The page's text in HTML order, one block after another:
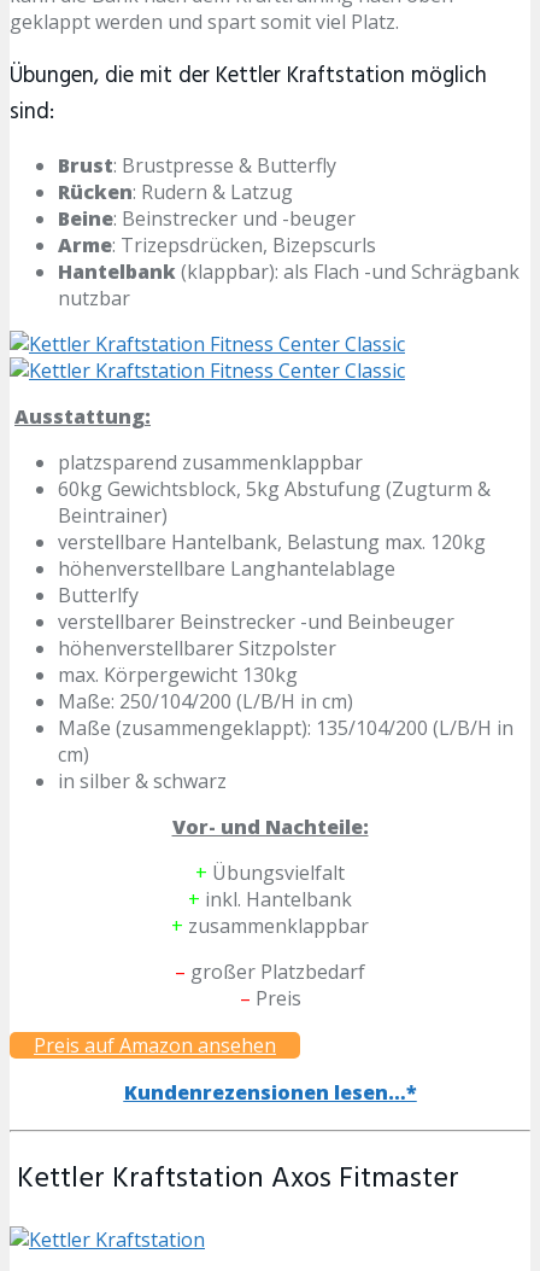
geklappt werden und spart somit viel Platz.
Übungen, die mit der Kettler Kraftstation möglich
sind:
Brust: Brustpresse & Butterfly
Rücken: Rudern & Latzug
Beine: Beinstrecker und -beuger
Arme: Trizepsdrücken, Bizepscurls
Hantelbank(klappbar): als Flach -und Schrägbank
nutzbar
Ausstattung:
platzsparend zusammenklappbar
60kg Gewichtsblock, 5kg Abstufung (Zugturm &
Beintrainer)
verstellbare Hantelbank, Belastung max. 120kg
höhenverstellbare Langhantelablage
Butterlfy
verstellbarer Beinstrecker -und Beinbeuger
höhenverstellbarer Sitzpolster
max. Körpergewicht 130kg
Maße: 250/104/200 (L/B/H in cm)
Maße (zusammengeklappt): 135/104/200 (L/B/H in
cm)
in silber & schwarz
Vor- und Nachteile:
+ Übungsvielfalt
+ inkl. Hantelbank
+ zusammenklappbar
– großer Platzbedarf
– Preis
Preis auf Amazon ansehen
Kundenrezensionen lesen…*
Kettler Kraftstation Axos Fitmaster